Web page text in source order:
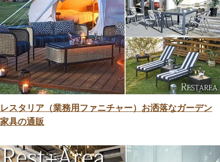
レスタリア（業務用ファニチャー）お洒落なガーデン
家具の通販